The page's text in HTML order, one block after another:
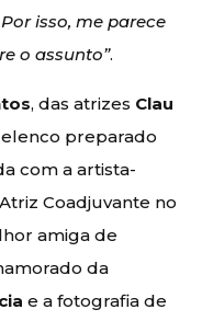
isso, me parece
o assunto”.
, das atrizes Clau
elenco preparado
com a artista-
Coadjuvante no
amiga de
da
e a fotografia de